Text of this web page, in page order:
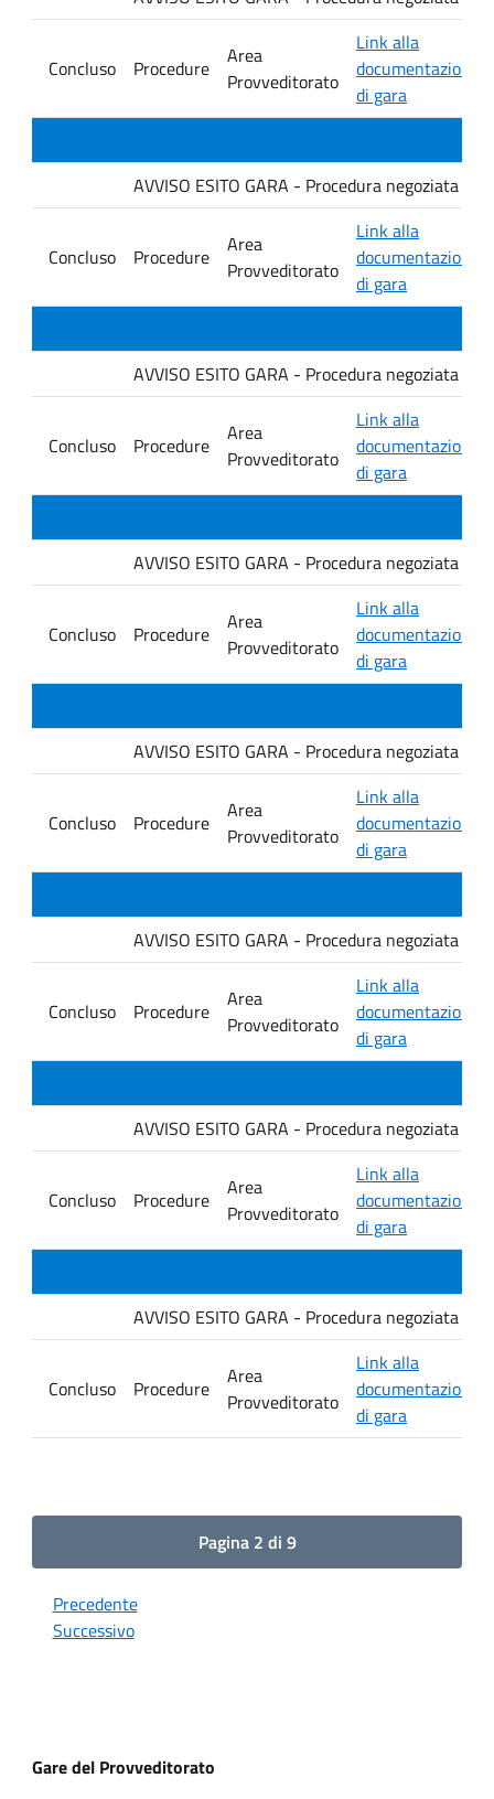
Concluso Procedure
Area
Provveditorato
Link alla
documentazione
di gara
AVVISO ESITO GARA - Procedura negoziata
Concluso Procedure
Area
Provveditorato
Link alla
documentazione
di gara
AVVISO ESITO GARA - Procedura negoziata
Concluso Procedure
Area
Provveditorato
Link alla
documentazione
di gara
AVVISO ESITO GARA - Procedura negoziata
Concluso Procedure
Area
Provveditorato
Link alla
documentazione
di gara
AVVISO ESITO GARA - Procedura negoziata
Concluso Procedure
Area
Provveditorato
Link alla
documentazione
di gara
AVVISO ESITO GARA - Procedura negoziata
Concluso Procedure
Area
Provveditorato
Link alla
documentazione
di gara
AVVISO ESITO GARA - Procedura negoziata
Concluso Procedure
Area
Provveditorato
Link alla
documentazione
di gara
AVVISO ESITO GARA - Procedura negoziata
Concluso Procedure
Area
Provveditorato
Link alla
documentazione
di gara
Pagina 2 di 9
Precedente
Successivo
Gare del Provveditorato